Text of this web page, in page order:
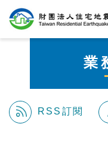
業
RSS訂閱